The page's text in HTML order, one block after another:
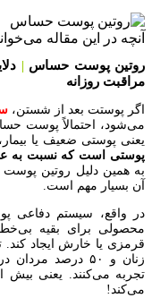
آنچه در این مقاله
روتین پوست حساس
مراقبت روزانه
اگر پوستت بعد از شستن،
می‌شود، احتمالاً پوست
یعنی پوستی ضعیف یا
پوستی است که نسبت به
به همین دلیل روتین
آن بسیار مهم است.
در واقع، سیستم دفاعی
محصولی برای بقیه
زنان و ۵۰ درصد
تجربه می‌کنند. یعنی بیش
می‌کند!